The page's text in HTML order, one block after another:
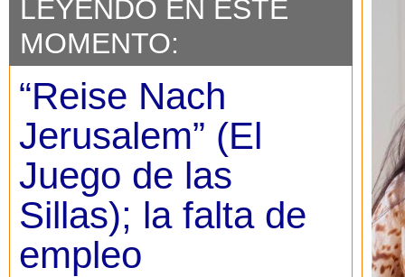
LEYENDO EN ESTE
MOMENTO:
“Reise Nach
Jerusalem” (El
Juego de las
Sillas); la falta de
empleo